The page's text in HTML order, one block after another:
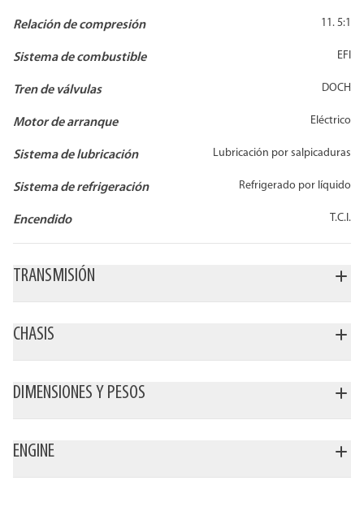
Relación de compresión 11. 5:1
Sistema de combustible EFI
Tren de válvulas DOCH
Motor de arranque Eléctrico
Sistema de lubricación Lubricación por salpicaduras
Sistema de refrigeración Refrigerado por líquido
Encendido T.C.I.
TRANSMISIÓN
CHASIS
DIMENSIONES Y PESOS
ENGINE